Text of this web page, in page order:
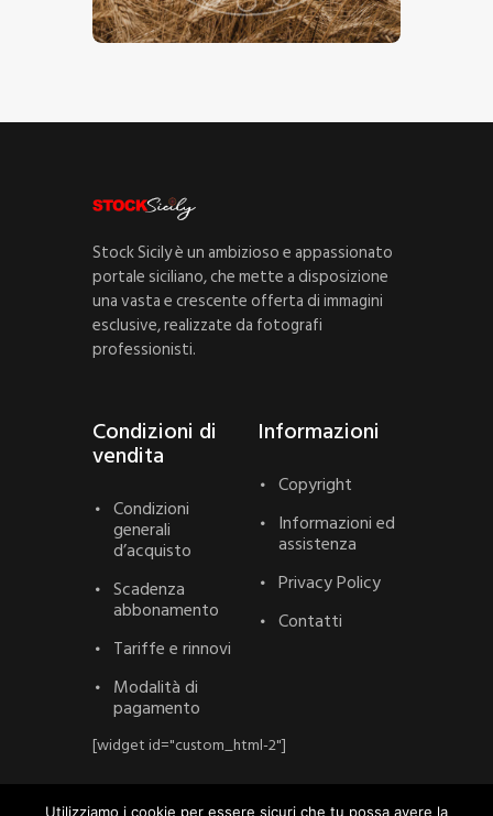
€15.00-€24.00
Stock Sicily è un ambizioso e appassionato
portale siciliano, che mette a disposizione
una vasta e crescente offerta di immagini
esclusive, realizzate da fotografi
professionisti.
Condizioni di
vendita
Condizioni
generali
d’acquisto
Scadenza
abbonamento
Tariffe e rinnovi
Modalità di
pagamento
Informazioni
Copyright
Informazioni ed
assistenza
Privacy Policy
Contatti
[widget id="custom_html-2"]
Utilizziamo i cookie per essere sicuri che tu possa avere la